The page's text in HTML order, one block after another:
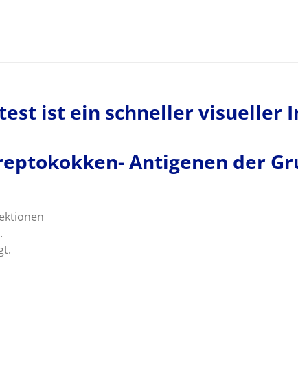
ist ein schneller visueller
Antigenen der